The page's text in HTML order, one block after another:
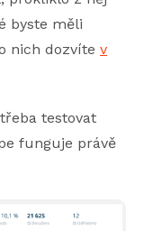
byste měli
nich dozvíte v
testovat
funguje právě